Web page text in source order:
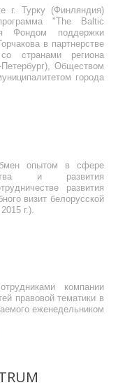
г. Турку (Финляндия)
"The Baltic
Фондом поддержки
в партнерстве
странами региона
Обществом
города
опытом в сфере
и развития
развития
визит белорусской
г.).
компании
правовой тематики в
еженедельником